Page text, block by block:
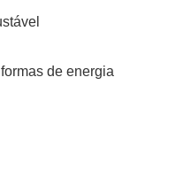
de energia